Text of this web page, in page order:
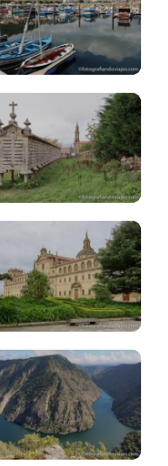
Horreos
Carnota,
Lira
(A.Coruña)
Monforte
Lemos
(Lugo)
Ribeira
Sacra:
miradores
Sil